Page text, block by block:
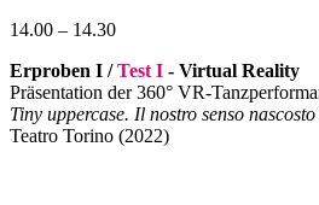
14.00 – 14.30
Erproben I /Test I - Virtual Reality
Präsentation der 360° VR-
Tiny uppercase. Il nostro senso
Teatro Torino (2022)